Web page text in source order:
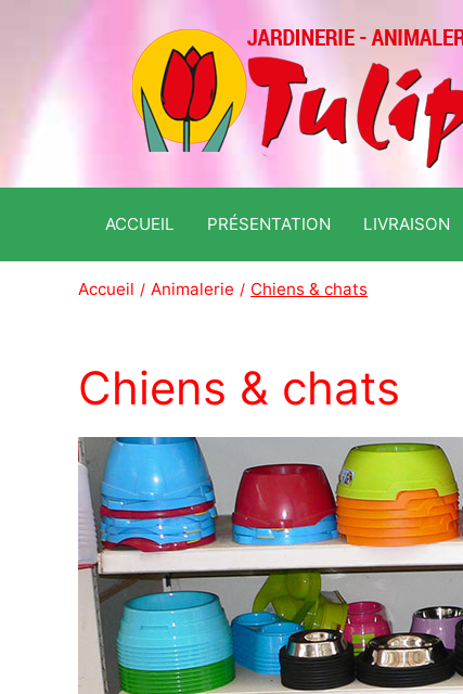
ACCUEIL PRÉSENTATION LIVRAISON
Accueil Animalerie Chiens & chats
Chiens & chats